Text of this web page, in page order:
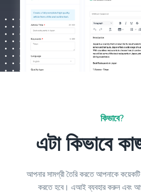
কিভাবে?
এটা কিভাবে
আপনার সামগ্রী তৈরি করতে আপনাকে
করতে হবে। এআই ব্যবহার করুন এবং